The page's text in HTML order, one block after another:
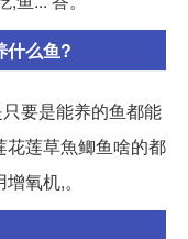
什么鱼?
要是能养的鱼都能
花莲草魚鲫鱼啥的都
氧机,。